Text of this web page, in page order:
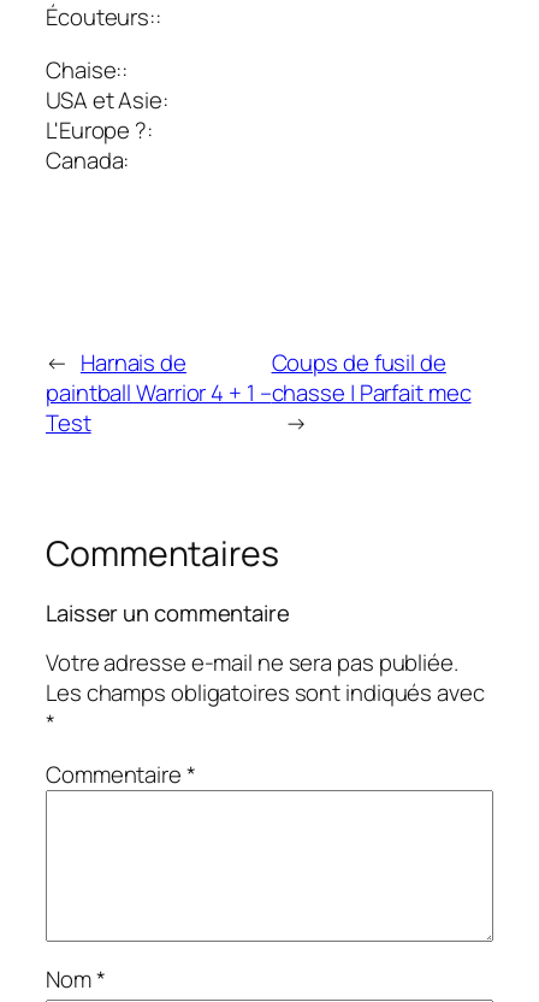
Écouteurs::
Chaise::
USA et Asie:
L'Europe ?:
Canada:
← Harnais de
paintball Warrior 4 + 1 –
Test
Coups de fusil de
chasse | Parfait mec
→
Commentaires
Laisser un commentaire
Votre adresse e-mail ne sera pas publiée.
Les champs obligatoires sont indiqués avec
*
Commentaire*
Nom*